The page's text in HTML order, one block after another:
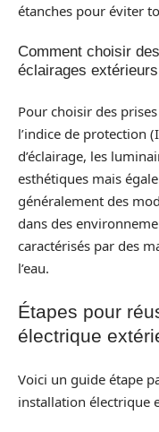
étanches pour éviter
Comment choisir
éclairages
Pour choisir des
l’indice de protection
d’éclairage, les
esthétiques mais
généralement des
dans des
caractérisés par des
l’eau.
Étapes pour
électrique
Voici un guide étape
installation électrique